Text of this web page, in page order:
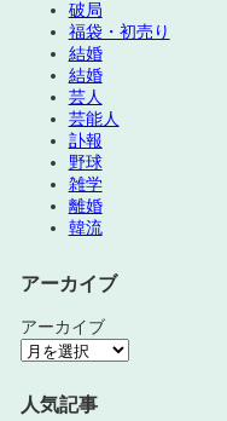
破局
福袋・初売り
結婚
結婚
芸人
芸能人
訃報
野球
雑学
離婚
韓流
アーカイブ
アーカイブ
人気記事